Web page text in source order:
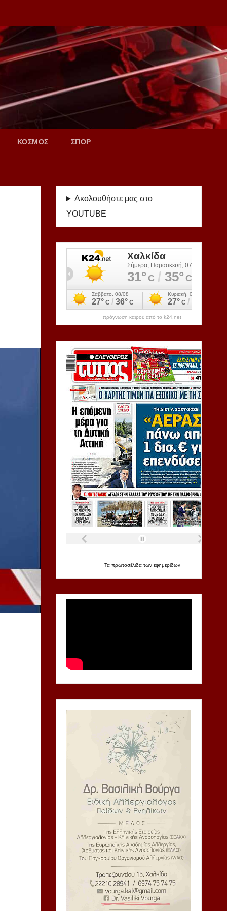
ΚΟΣΜΟΣ ΣΠΟΡ
Ακολουθήστε μας στο
YOUTUBE
πρόγνωση καιρού από το k24.net
Τα πρωτοσέλιδα των εφημερίδων